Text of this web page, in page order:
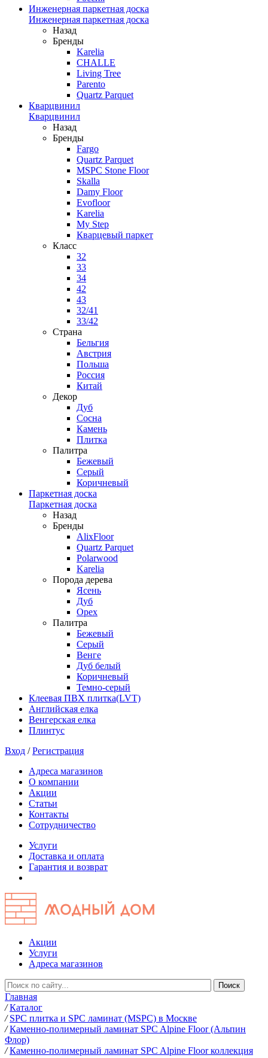
Инженерная паркетная доска
Инженерная паркетная доска
Назад
Бренды
Karelia
CHALLE
Living Tree
Parento
Quartz Parquet
Кварцвинил
Кварцвинил
Назад
Бренды
Fargo
Quartz Parquet
MSPC Stone Floor
Skalla
Damy Floor
Evofloor
Karelia
My Step
Кварцевый паркет
Класс
32
33
34
42
43
32/41
33/42
Страна
Бельгия
Австрия
Польша
Россия
Китай
Декор
Дуб
Сосна
Камень
Плитка
Палитра
Бежевый
Серый
Коричневый
Паркетная доска
Паркетная доска
Назад
Бренды
AlixFloor
Quartz Parquet
Polarwood
Karelia
Порода дерева
Ясень
Дуб
Орех
Палитра
Бежевый
Серый
Венге
Дуб белый
Коричневый
Темно-серый
Клеевая ПВХ плитка(LVT)
Английская елка
Венгерская елка
Плинтус
Вход /Регистрация
Адреса магазинов
О компании
Акции
Статьи
Контакты
Сотрудничество
Услуги
Доставка и оплата
Гарантия и возврат
Акции
Услуги
Адреса магазинов
Главная
/ Каталог
/ SPC плитка и SPC ламинат (MSPC) в Москве
/ Каменно-полимерный ламинат SPC Alpine Floor (Альпин
Флор)
/ Каменно-полимерный ламинат SPC Alpine Floor коллекция